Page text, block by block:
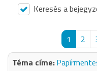
Keresés a
1 2